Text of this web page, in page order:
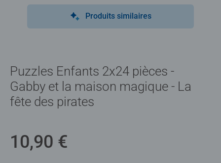
Produits similaires
Puzzles Enfants 2x24 pièces -
Gabby et la maison magique - La
fête des pirates
10,90 €